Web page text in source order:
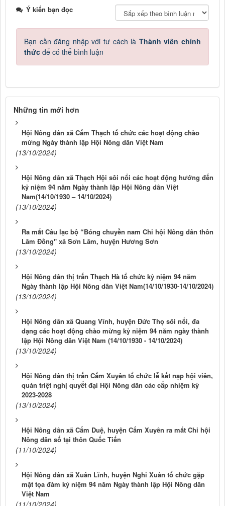
Ý kiến bạn đọc
Bạn cần đăng nhập với tư cách là Thành viên chính
thức để có thể bình luận
Những tin mới hơn
Hội Nông dân xã Cẩm Thạch tổ chức các hoạt động chào
mừng Ngày thành lập Hội Nông dân Việt Nam
(13/10/2024)
Hội Nông dân xã Thạch Hội sôi nổi các hoạt động hướng đến
kỷ niệm 94 năm Ngày thành lập Hội Nông dân Việt
Nam(14/10/1930 – 14/10/2024)
(13/10/2024)
Ra mắt Câu lạc bộ “Bóng chuyền nam Chi hội Nông dân thôn
Lâm Đồng" xã Sơn Lâm, huyện Hương Sơn
(13/10/2024)
Hội Nông dân thị trấn Thạch Hà tổ chức kỷ niệm 94 năm
Ngày thành lập Hội Nông dân Việt Nam(14/10/1930-14/10/2024)
(13/10/2024)
Hội Nông dân xã Quang Vĩnh, huyện Đức Thọ sôi nổi, đa
dạng các hoạt động chào mừng kỷ niệm 94 năm ngày thành
lập Hội Nông dân Việt Nam (14/10/1930 - 14/10/2024)
(13/10/2024)
Hội Nông dân thị trấn Cẩm Xuyên tổ chức lễ kết nạp hội viên,
quán triệt nghị quyết đại Hội Nông dân các cấp nhiệm kỳ
2023-2028
(13/10/2024)
Hội Nông dân xã Cẩm Duệ, huyện Cẩm Xuyên ra mắt Chi hội
Nông dân số tại thôn Quốc Tiến
(11/10/2024)
Hội Nông dân xã Xuân Lĩnh, huyện Nghi Xuân tổ chức gặp
mặt tọa đàm kỷ niệm 94 năm Ngày thành lập Hội Nông dân
Việt Nam
(11/10/2024)